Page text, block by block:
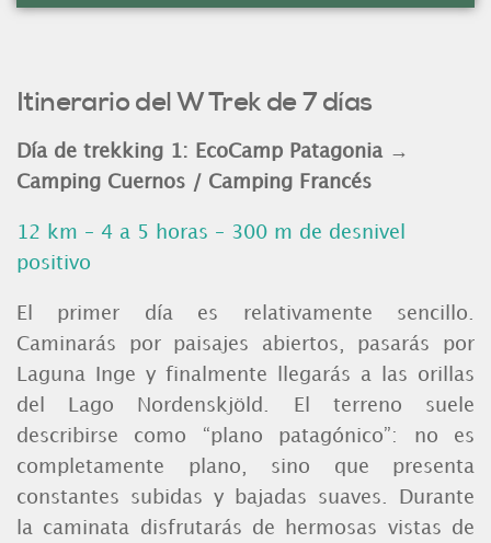
Itinerario del W Trek de 7 días
Día de trekking 1: EcoCamp Patagonia →
Camping Cuernos / Camping Francés
12 km – 4 a 5 horas – 300 m de desnivel
positivo
El primer día es relativamente sencillo.
Caminarás por paisajes abiertos, pasarás por
Laguna Inge y finalmente llegarás a las orillas
del Lago Nordenskjöld. El terreno suele
describirse como “plano patagónico”: no es
completamente plano, sino que presenta
constantes subidas y bajadas suaves. Durante
la caminata disfrutarás de hermosas vistas de